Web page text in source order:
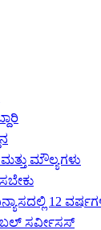
ಮೌಲ್ಯಗಳು
12
ಸರ್ವೀಸಸ್